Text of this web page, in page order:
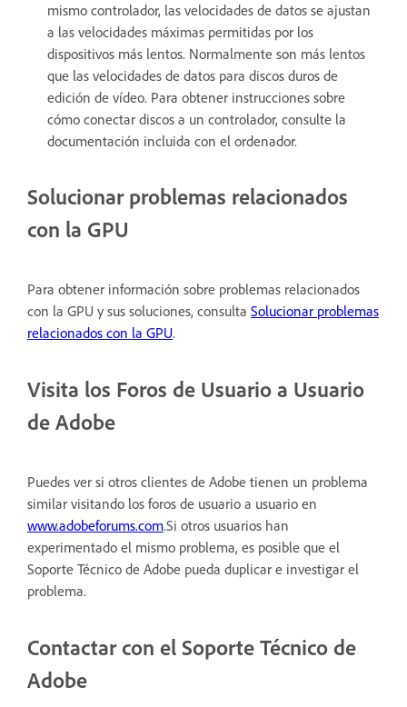
mismo controlador, las velocidades de datos se ajustan
a las velocidades máximas permitidas por los
dispositivos más lentos. Normalmente son más lentos
que las velocidades de datos para discos duros de
edición de vídeo. Para obtener instrucciones sobre
cómo conectar discos a un controlador, consulte la
documentación incluida con el ordenador.
Solucionar problemas relacionados
con la GPU
Para obtener información sobre problemas relacionados
con la GPU y sus soluciones, consulta Solucionar problemas
relacionados con la GPU.
Visita los Foros de Usuario a Usuario
de Adobe
Puedes ver si otros clientes de Adobe tienen un problema
similar visitando los foros de usuario a usuario en
www.adobeforums.com.Si otros usuarios han
experimentado el mismo problema, es posible que el
Soporte Técnico de Adobe pueda duplicar e investigar el
problema.
Contactar con el Soporte Técnico de
Adobe